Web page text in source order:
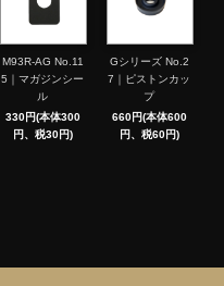
M93R-AG No.11
5｜マガジンシー
ル
330円(本体300
円、税30円)
Gシリーズ No.2
7｜ピストンカッ
プ
660円(本体600
円、税60円)